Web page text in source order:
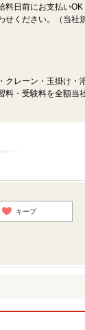
料日前にお支払いOK
せください。（当社
クレーン・玉掛け・
料・受験料を全額当
キープ